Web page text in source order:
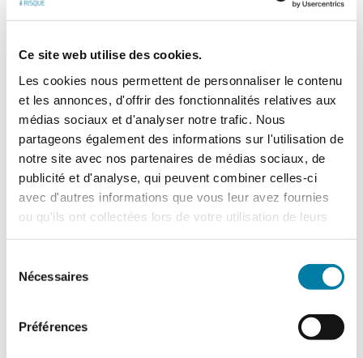
Ce site web utilise des cookies.
Les cookies nous permettent de personnaliser le contenu
et les annonces, d'offrir des fonctionnalités relatives aux
médias sociaux et d'analyser notre trafic. Nous
partageons également des informations sur l'utilisation de
notre site avec nos partenaires de médias sociaux, de
publicité et d'analyse, qui peuvent combiner celles-ci
avec d'autres informations que vous leur avez fournies
ou qu'ils ont collectées lors de votre utilisation de leurs
Nécessaires
Préférences
En savoir plus…
Demande d'informations
sur ce produit
(*) champs obligatoires
Madame
Monsieur